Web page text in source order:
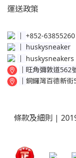
運送政策​
│ +852-63855260
huskysneaker
│ huskysneakers
│ 旺角彌敦道562
│ 銅鑼灣百德新
條款及細則 |